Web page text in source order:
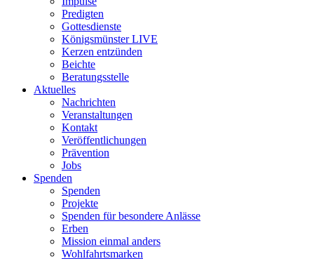
Predigten
Gottesdienste
Königsmünster LIVE
Kerzen entzünden
Beichte
Beratungsstelle
Aktuelles
Nachrichten
Veranstaltungen
Kontakt
Veröffentlichungen
Prävention
Jobs
Spenden
Spenden
Projekte
Spenden für besondere Anlässe
Erben
Mission einmal anders
Wohlfahrtsmarken